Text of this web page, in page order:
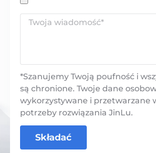
*Szanujemy Twoją poufność i
są chronione. Twoje dane
wykorzystywane i przetwarzane
potrzeby rozwiązania JinLu.
Składać